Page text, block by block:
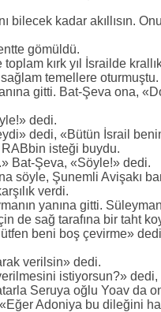
kadar akıllısın.
gömüldü.
kırk yıl İsrailde
sağlam temellere oturmuştu.
gitti. Bat-Şeva ona,
dedi.
dedi, «Bütün İsrail
isteği buydu.
Bat-Şeva, «Söyle!» dedi.
söyle, Şunemli Avişakı
verdi.
yanına gitti.
de sağ tarafına bir taht
beni boş çevirme»
verilsin» dedi.
istiyorsun?» dedi,
Seruya oğlu Yoav da
Adoniya bu dileğini